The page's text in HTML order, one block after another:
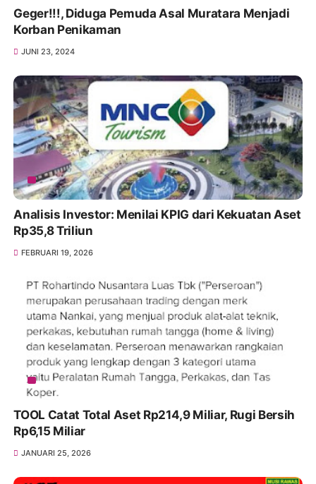
Geger!!!, Diduga Pemuda Asal Muratara Menjadi
Korban Penikaman
JUNI 23, 2024
Analisis Investor: Menilai KPIG dari Kekuatan Aset
Rp35,8 Triliun
FEBRUARI 19, 2026
TOOL Catat Total Aset Rp214,9 Miliar, Rugi Bersih
Rp6,15 Miliar
JANUARI 25, 2026